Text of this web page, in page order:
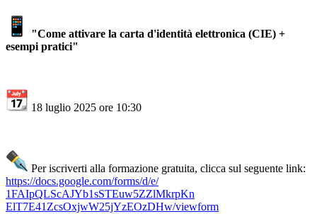
"Come attivare la carta d'identità elettronica (CIE) +
esempi pratici"
18 luglio 2025 ore 10:30
Per iscriverti alla formazione gratuita, clicca sul seguente link:
https://docs.google.com/forms/d/e/
1FAIpQLScAJYb1sSTEuw5ZZlMkrpKn
ElT7E41ZcsOxjwW25jYzEOzDHw/viewform